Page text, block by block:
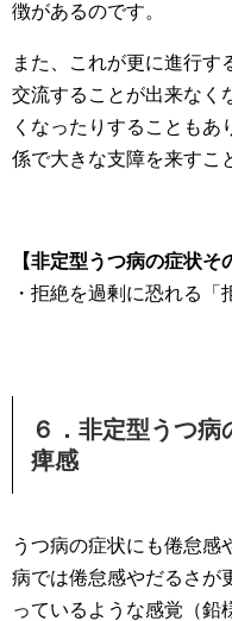
徴があるのです。
また、これが更に進行す
交流することが出来なく
くなったりすることもあ
係で大きな支障を来すこ
【非定型うつ病の症状そ
・拒絶を過剰に恐れる「
６．非定型うつ
痺感
うつ病の症状にも倦怠感
病では倦怠感やだるさが
っているような感覚（鉛